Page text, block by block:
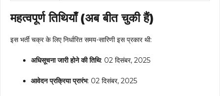
महत्वपूर्ण तिथियाँ (अब बीत चुकी हैं)
इस भर्ती चक्र के लिए निर्धारित समय-सारिणी इस प्रकार थी:
अधिसूचना जारी होने की तिथि: 02 दिसंबर, 2025
आवेदन प्रक्रिया प्रारंभ: 02 दिसंबर, 2025